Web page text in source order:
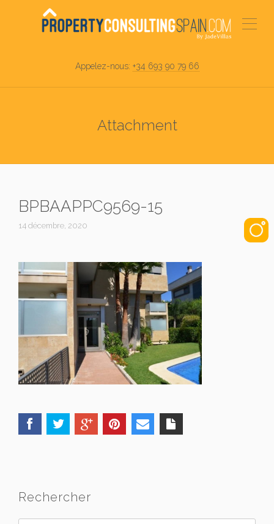
Appelez-nous: +34 693 90 79 66
Attachment
BPBAAPPC9569-15
14 décembre, 2020
Rechercher